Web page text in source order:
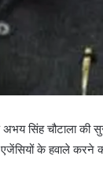
सिंह चौटाला की
के हवाले करने